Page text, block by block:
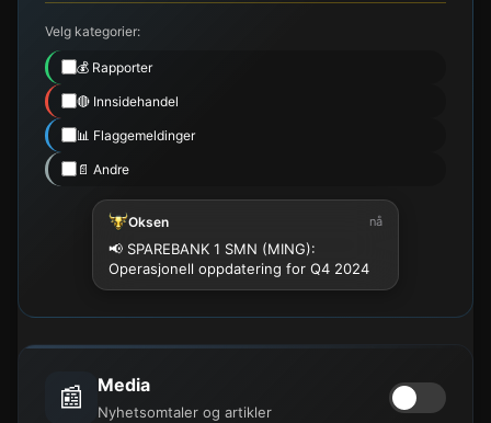
Velg kategorier:
💰 Rapporter
🔴 Innsidehandel
📊 Flaggemeldinger
📄 Andre
Oksen nå
📢 SPAREBANK 1 SMN (MING):
Operasjonell oppdatering for Q4 2024
📰 Media
Nyhetsomtaler og artikler